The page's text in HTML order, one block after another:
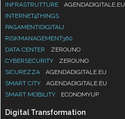
INFRASTRUTTURE
AGENDADIGITALE.EU
INTERNET4THINGS
PAGAMENTIDIGITALI
RISKMANAGEMENT360
DATA CENTER
ZEROUNO
CYBERSECURITY
ZEROUNO
SICUREZZA
AGENDADIGITALE.EU
SMART CITY
AGENDADIGITALE.EU
SMART MOBILITY
ECONOMYUP
Digital Transformation